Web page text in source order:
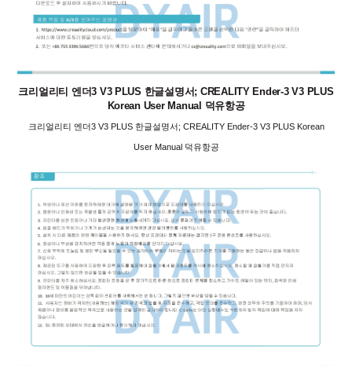
크리얼리티 엔더3 V3 PLUS 한글설명서; CREALITY Ender-3 V3 PLUS
Korean User Manual 덕유항공
크리얼리티 엔더3 V3 PLUS 한글설명서; CREALITY Ender-3 V3 PLUS Korean
User Manual 덕유항공